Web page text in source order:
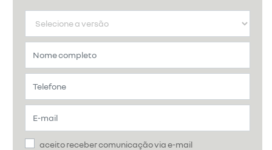
aceito receber comunicação via e-mail